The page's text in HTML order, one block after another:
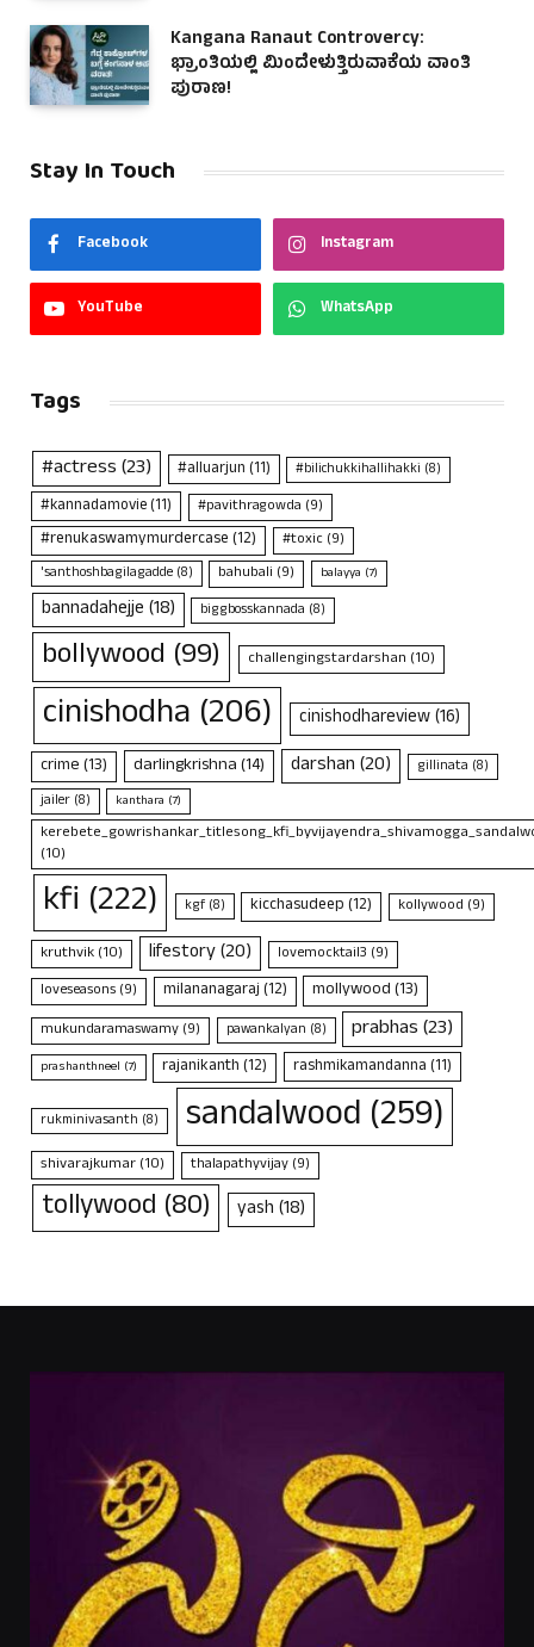
Kangana Ranaut Controvercy:
ಭ್ರಾಂತಿಯಲ್ಲಿ ಮಿಂದೇಳುತ್ತಿರುವಾಕೆಯ ವಾಂತಿ
ಪುರಾಣ!
Stay In Touch
Facebook Instagram
YouTube WhatsApp
Tags
#actress(23) #alluarjun(11) #bilichukkihallihakki (8)
#kannadamovie(11) #pavithragowda (9)
#renukaswamymurdercase(12) #toxic(9)
'santhoshbagilagadde (8) bahubali (9) balayya (7)
bannadahejje(18) biggbosskannada (8)
bollywood (99) challengingstardarshan (10)
cinishodha (206) cinishodhareview(16)
crime(13) darlingkrishna(14) darshan(20) gillinata (8)
jailer (8) kanthara (7)
(10)
kfi (222) kgf(8) kicchasudeep(12) kollywood (9)
kruthvik(10) lifestory(20) lovemocktail3 (9)
loveseasons (9) milananagaraj(12) mollywood(13)
mukundaramaswamy (9) pawankalyan (8) prabhas(23)
prashanthneel (7) rajanikanth(12) rashmikamandanna(11)
rukminivasanth (8) sandalwood (259)
shivarajkumar(10) thalapathyvijay(9)
tollywood (80) yash(18)